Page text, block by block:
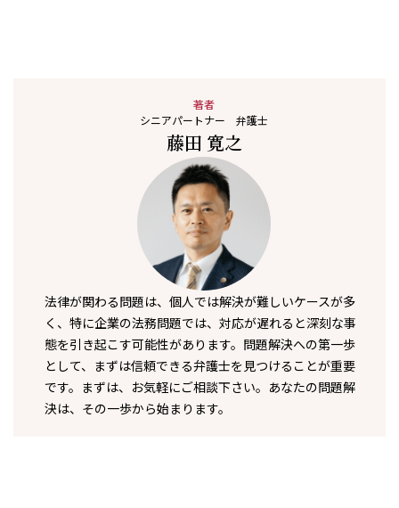
著者
シニアパートナー 弁護士
藤田 寛之
法律が関わる問題は、個人では解決が難しいケースが多
く、特に企業の法務問題では、対応が遅れると深刻な事
態を引き起こす可能性があります。問題解決への第一歩
として、まずは信頼できる弁護士を見つけることが重要
です。まずは、お気軽にご相談下さい。あなたの問題解
決は、その一歩から始まります。